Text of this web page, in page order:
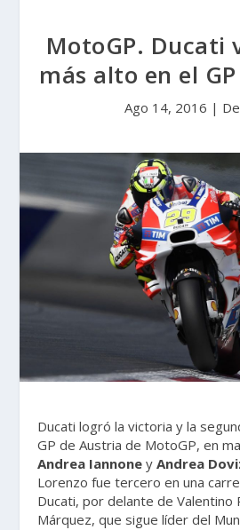
MotoGP. Ducati
más alto en el
Ago 14, 2016 |
Ducati logró la victoria y la
GP de Austria de MotoGP, en
Andrea Iannone yAndrea
Lorenzo fue tercero en una
Ducati, por delante de Valentino
Márquez, que sigue líder del